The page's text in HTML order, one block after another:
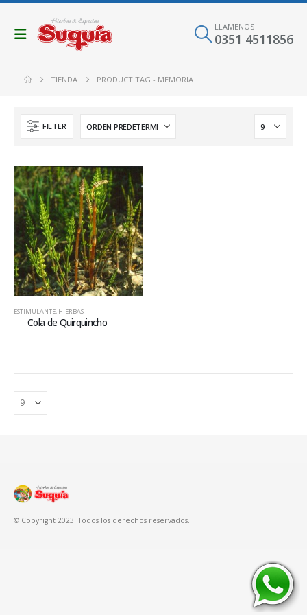
LLAMENOS
0351 4511856
TIENDA PRODUCT TAG - MEMORIA
FILTER
ESTIMULANTE, HIERBAS
Cola de Quirquincho
© Copyright 2023. Todos los derechos reservados.